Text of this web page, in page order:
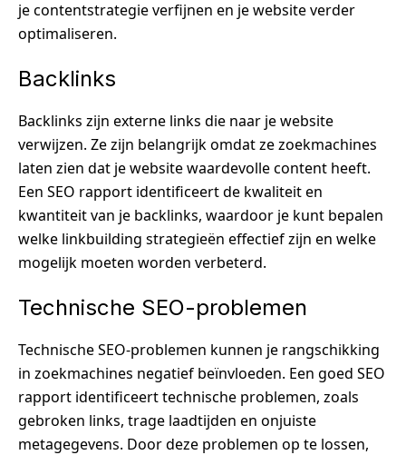
je contentstrategie verfijnen en je website verder
optimaliseren.
Backlinks
Backlinks zijn externe links die naar je website
verwijzen. Ze zijn belangrijk omdat ze zoekmachines
laten zien dat je website waardevolle content heeft.
Een SEO rapport identificeert de kwaliteit en
kwantiteit van je backlinks, waardoor je kunt bepalen
welke linkbuilding strategieën effectief zijn en welke
mogelijk moeten worden verbeterd.
Technische SEO-problemen
Technische SEO-problemen kunnen je rangschikking
in zoekmachines negatief beïnvloeden. Een goed SEO
rapport identificeert technische problemen, zoals
gebroken links, trage laadtijden en onjuiste
metagegevens. Door deze problemen op te lossen,